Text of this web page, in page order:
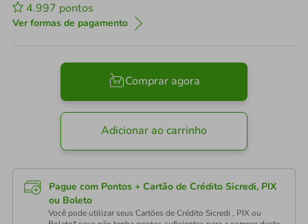
4.997 pontos
Ver formas de pagamento
Comprar agora
Adicionar ao carrinho
Pague com Pontos + Cartão de Crédito Sicredi, PIX
ou Boleto
Você pode utilizar seus Cartões de Crédito Sicredi , PIX ou